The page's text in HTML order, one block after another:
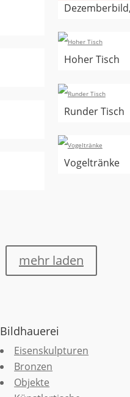
Hoher Tisch
Runder Tisch
Vogeltränke
mehr laden
Bildhauerei
Eisenskulpturen
Bronzen
Objekte